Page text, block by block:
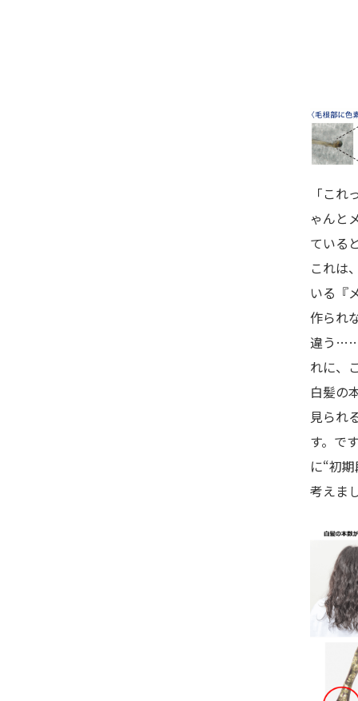
「こ
ゃんと
ている
これは
いる『
作られ
違う……
れに、
白髪の
見られ
す。で
に“初
考えま